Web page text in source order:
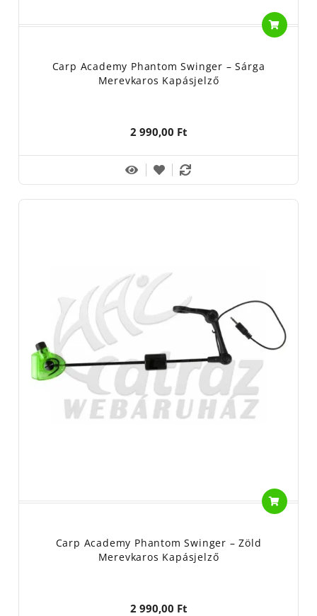
Carp Academy Phantom Swinger – Sárga
Merevkaros Kapásjelző
2 990,00 Ft
Carp Academy Phantom Swinger – Zöld
Merevkaros Kapásjelző
2 990,00 Ft